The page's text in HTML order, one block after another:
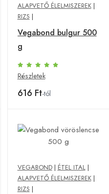
ALAPVETŐ ÉLELMISZEREK|
RIZS |
Vegabond bulgur 500
g
Részletek
616 Ft-tól
VEGABOND| ÉTEL ITAL|
ALAPVETŐ ÉLELMISZEREK|
RIZS |